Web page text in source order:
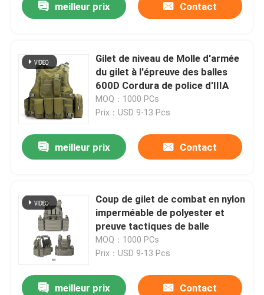
meilleur prix Contact
Gilet de niveau de Molle d'armée
du gilet à l'épreuve des balles
600D Cordura de police d'IIIA
MOQ：1000 PCs
Prix：USD 9-13 Pcs
meilleur prix Contact
Coup de gilet de combat en nylon
imperméable de polyester et
preuve tactiques de balle
MOQ：1000 PCs
Prix：USD 9-13 Pcs
meilleur prix Contact